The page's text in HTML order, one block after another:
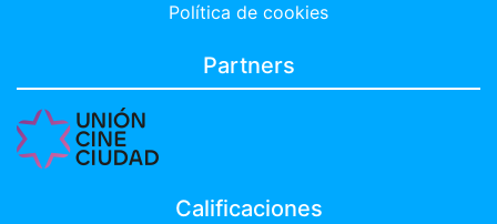
Política de cookies
Partners
Calificaciones